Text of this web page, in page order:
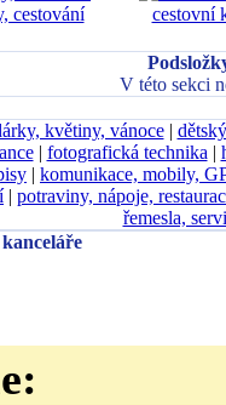
cestování
cestovní
V této sekci
květiny, vánoce|
| fotografická technika |
| komunikace, mobily,
| potraviny, nápoje,
řemesla,